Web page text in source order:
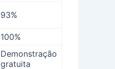
93%
100%
Demonstração
gratuita